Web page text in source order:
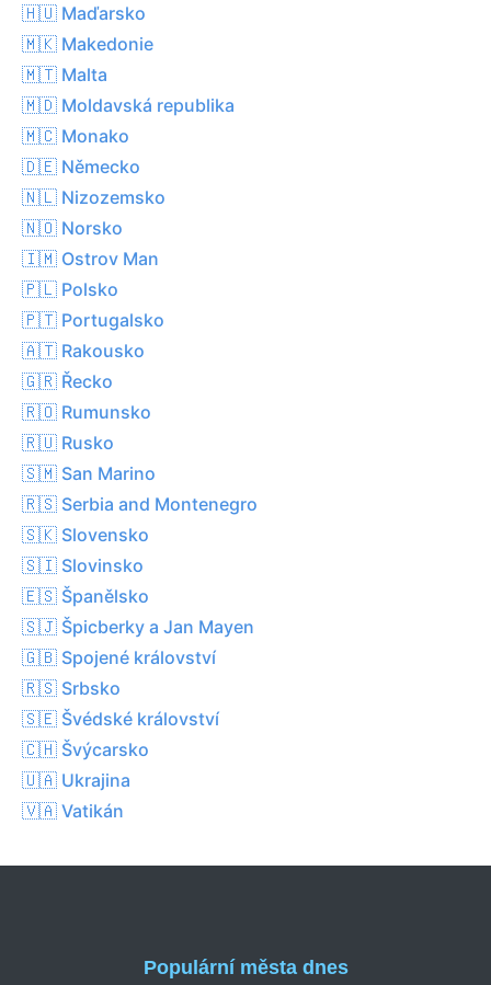
🇭🇺 Maďarsko
🇲🇰 Makedonie
🇲🇹 Malta
🇲🇩 Moldavská republika
🇲🇨 Monako
🇩🇪 Německo
🇳🇱 Nizozemsko
🇳🇴 Norsko
🇮🇲 Ostrov Man
🇵🇱 Polsko
🇵🇹 Portugalsko
🇦🇹 Rakousko
🇬🇷 Řecko
🇷🇴 Rumunsko
🇷🇺 Rusko
🇸🇲 San Marino
🇷🇸 Serbia and Montenegro
🇸🇰 Slovensko
🇸🇮 Slovinsko
🇪🇸 Španělsko
🇸🇯 Špicberky a Jan Mayen
🇬🇧 Spojené království
🇷🇸 Srbsko
🇸🇪 Švédské království
🇨🇭 Švýcarsko
🇺🇦 Ukrajina
🇻🇦 Vatikán
Populární města dnes